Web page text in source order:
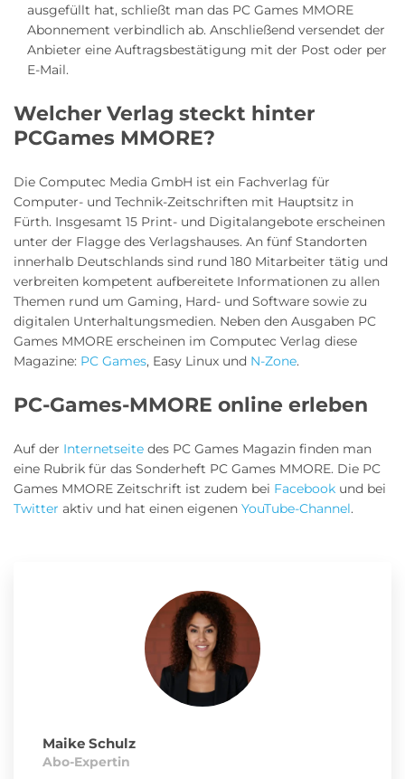
Maike Schulz
Abo-Expertin
ausgefüllt hat, schließt man das PC Games MMORE
Abonnement verbindlich ab. Anschließend versendet der
Anbieter eine Auftragsbestätigung mit der Post oder per
E-Mail.
Welcher Verlag steckt hinter
PCGames MMORE?
Die Computec Media GmbH ist ein Fachverlag für
Computer- und Technik-Zeitschriften mit Hauptsitz in
Fürth. Insgesamt 15 Print- und Digitalangebote erscheinen
unter der Flagge des Verlagshauses. An fünf Standorten
innerhalb Deutschlands sind rund 180 Mitarbeiter tätig und
verbreiten kompetent aufbereitete Informationen zu allen
Themen rund um Gaming, Hard- und Software sowie zu
digitalen Unterhaltungsmedien. Neben den Ausgaben PC
Games MMORE erscheinen im Computec Verlag diese
Magazine: PC Games, Easy Linux und N-Zone.
PC-Games-MMORE online erleben
Auf der Internetseite des PC Games Magazin finden man
eine Rubrik für das Sonderheft PC Games MMORE. Die PC
Games MMORE Zeitschrift ist zudem bei Facebook und bei
Twitter aktiv und hat einen eigenen YouTube-Channel.